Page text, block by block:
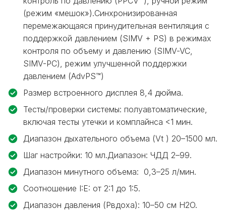
(режим «мешок»).Синхронизированная
перемежающаяся принудительная вентиляция с
поддержкой давлением (SIMV + PS) в режимах
контроля по объему и давлению (SIMV-VC,
SIMV-PC), режим улучшенной поддержки
давлением (AdvPS™)
Размер встроенного дисплея 8,4 дюйма.
Тесты/проверки системы: полуавтоматические,
включая тесты утечки и комплайнса <1 мин.
Диапазон дыхательного объема (Vt ) 20–1500 мл.
Шаг настройки: 10 мл.Диапазон: ЧДД 2–99.
Диапазон минутного объема: 0,3–25 л/мин.
Соотношение I:E: от 2:1 до 1:5.
Диапазон давления (Pвдоха): 10–50 см H2O.